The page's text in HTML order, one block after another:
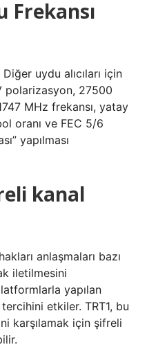
Frekansı
Diğer uydu alıcıları için
polarizasyon, 27500
MHz frekansı, yatay
oranı ve FEC 5/6
yapılması
kanal
anlaşmaları bazı
iletilmesini
yapılan
etkiler. TRT1, bu
karşılamak için şifreli